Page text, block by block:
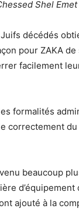
Shel Emet
décédés
pour ZAKA
facilement
formalités
correctement
beaucoup
ajouté à la